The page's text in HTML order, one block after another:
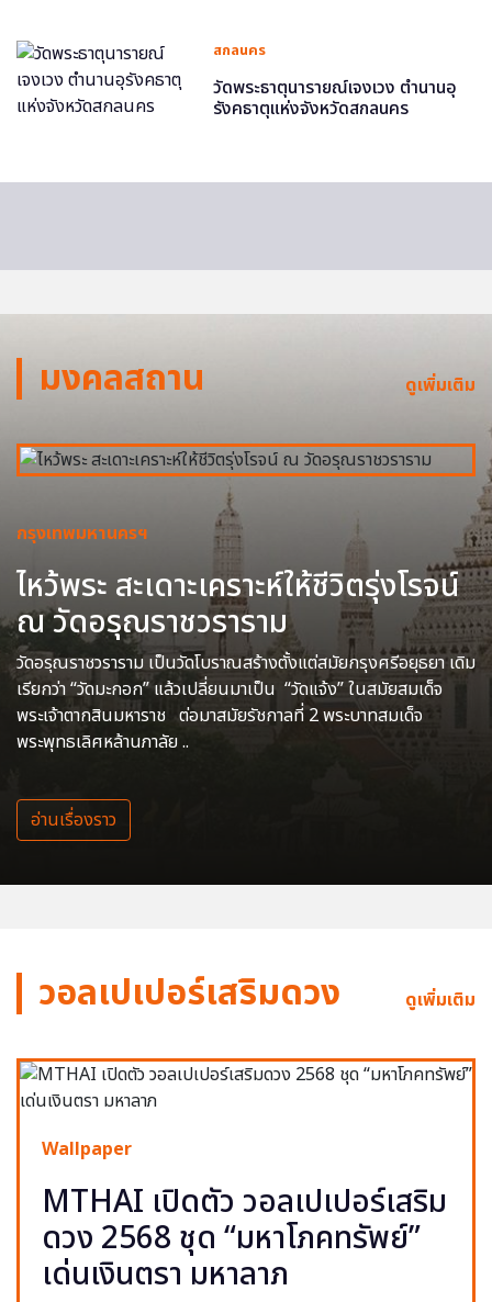
สกลนคร
วัดพระธาตุนารายณ์เจงเวง ตำนานอุ
รังคธาตุแห่งจังหวัดสกลนคร
มงคลสถาน ดูเพิ่มเติม
กรุงเทพมหานครฯ
ไหว้พระ สะเดาะเคราะห์ให้ชีวิตรุ่งโรจน์
ณ วัดอรุณราชวราราม
วัดอรุณราชวราราม เป็นวัดโบราณสร้างตั้งแต่สมัยกรุงศรีอยุธยา เดิม
เรียกว่า “วัดมะกอก” แล้วเปลี่ยนมาเป็น “วัดแจ้ง” ในสมัยสมเด็จ
พระเจ้าตากสินมหาราช ต่อมาสมัยรัชกาลที่ 2 พระบาทสมเด็จ
พระพุทธเลิศหล้านภาลัย ..
อ่านเรื่องราว
วอลเปเปอร์เสริมดวง ดูเพิ่มเติม
Wallpaper
MTHAI เปิดตัว วอลเปเปอร์เสริม
ดวง 2568 ชุด “มหาโภคทรัพย์”
เด่นเงินตรา มหาลาภ